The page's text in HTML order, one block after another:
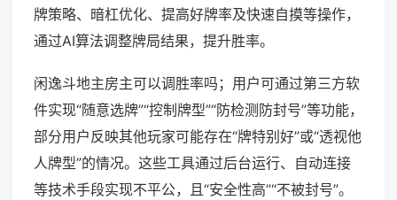
牌策略、暗杠优化、提高好牌率及快速自摸等操作，
通过AI算法调整牌局结果，提升胜率。
闲逸斗地主房主可以调胜率吗；用户可通过第三方软
件实现“随意选牌”“控制牌型”“防检测防封号”等功能，
部分用户反映其他玩家可能存在“牌特别好”或“透视他
人牌型”的情况。这些工具通过后台运行、自动连接
等技术手段实现不平公，且“安全性高”“不被封号”。